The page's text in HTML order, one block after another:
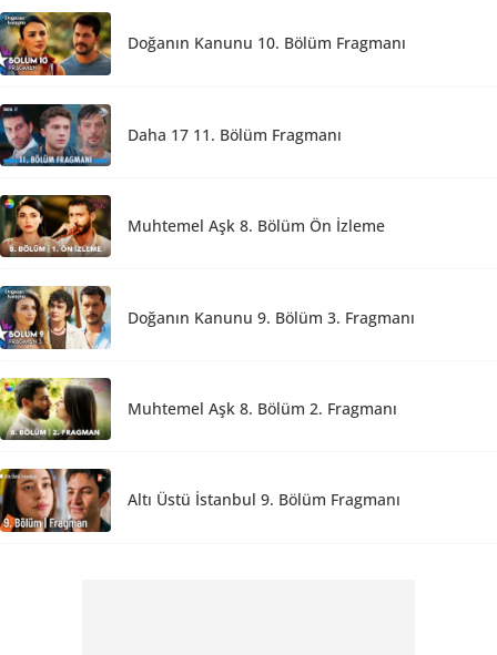
Doğanın Kanunu 10. Bölüm Fragmanı
Daha 17 11. Bölüm Fragmanı
Muhtemel Aşk 8. Bölüm Ön İzleme
Doğanın Kanunu 9. Bölüm 3. Fragmanı
Muhtemel Aşk 8. Bölüm 2. Fragmanı
Altı Üstü İstanbul 9. Bölüm Fragmanı